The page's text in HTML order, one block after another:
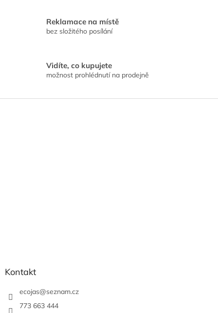
Reklamace na místě
bez složitého posílání
Vidíte, co kupujete
možnost prohlédnutí na prodejně
Z
Kontakt
ecojas@seznam.cz
773 663 444